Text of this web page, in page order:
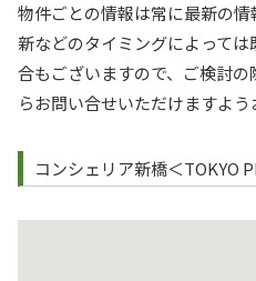
物件ごとの情報は常に最新の
新などのタイミングによって
合もございますので、ご検討
らお問い合せいただけますよう
コンシェリア新橋＜TOKYO